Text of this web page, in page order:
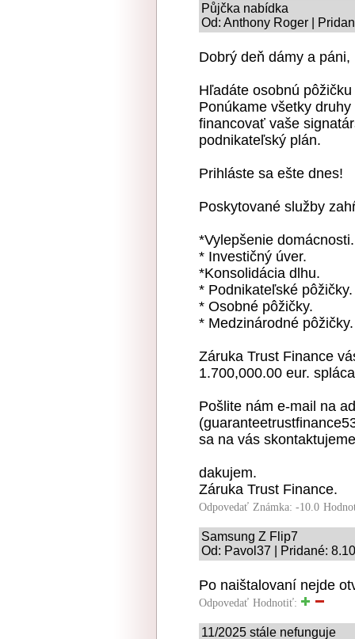
Půjčka nabídka
Od: Anthony Roger |
Dobrý deň dámy a páni,
Hľadáte osobnú
Ponúkame všetky
financovať vaše
podnikateľský plán.
Prihláste sa ešte dnes!
Poskytované služby
*Vylepšenie domácnosti.
* Investičný úver.
*Konsolidácia dlhu.
* Podnikateľské pôžičky.
* Osobné pôžičky.
* Medzinárodné pôžičky.
Záruka Trust Finance
1.700,000.00 eur.
Pošlite nám e-mail na
sa na vás
dakujem.
Záruka Trust Finance.
Odpovedať Známka: -10.0
Samsung Z Flip7
Od: Pavol37 | Pridané:
Po naištalovaní nejde
Odpovedať Hodnotiť:
11/2025 stále nefunguje